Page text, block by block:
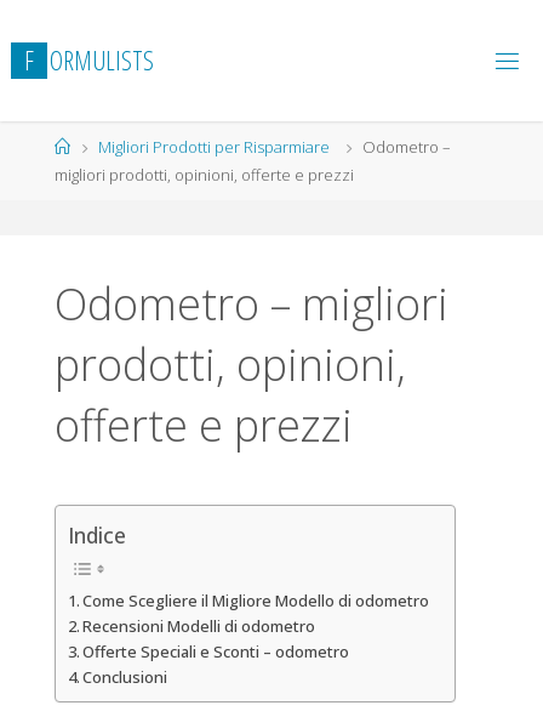
al
contenuto
F ORMULISTS
HomeMigliori Prodotti per Risparmiare
Odometro –
migliori prodotti, opinioni, offerte e prezzi
Odometro – migliori
prodotti, opinioni,
offerte e prezzi
Indice
Come Scegliere il Migliore Modello di odometro
Recensioni Modelli di odometro
Offerte Speciali e Sconti – odometro
Conclusioni